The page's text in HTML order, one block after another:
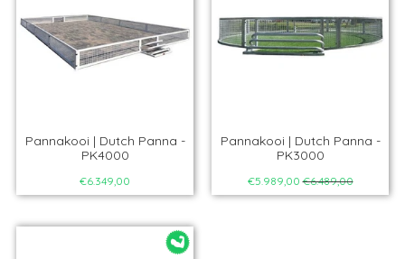
Pannakooi | Dutch Panna -
PK4000
€6.349,00
Pannakooi | Dutch Panna -
PK3000
€5.989,00 €6.489,00